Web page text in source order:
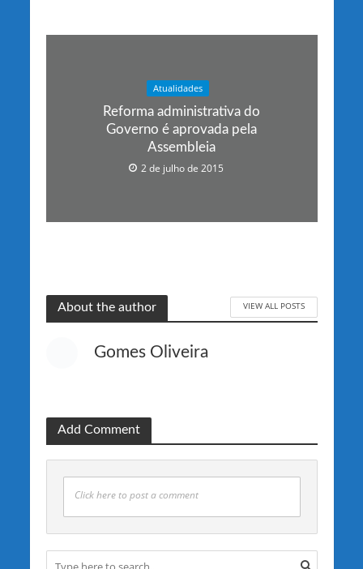
Atualidades
Reforma administrativa do
Governo é aprovada pela
Assembleia
2 de julho de 2015
About the author VIEW ALL POSTS
Gomes Oliveira
Add Comment
Click here to post a comment